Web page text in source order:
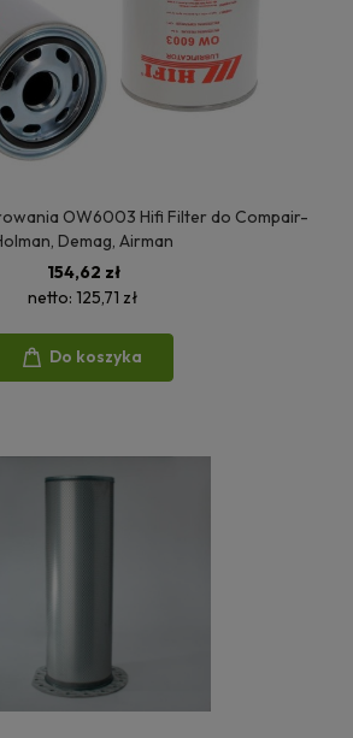
OW6003 Hifi Filter do Compair-
Demag, Airman
154,62 zł
netto: 125,71 zł
Do koszyka